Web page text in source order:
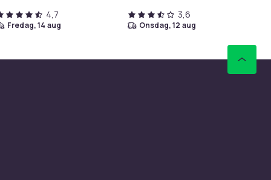
4,7
fredag, 14 aug
3,6
onsdag, 12 aug